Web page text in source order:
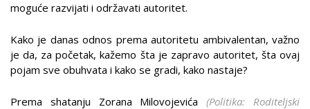
moguće razvijati i održavati autoritet.
Kako je danas odnos prema autoritetu ambivalentan, važno
je da, za početak, kažemo šta je zapravo autoritet, šta ovaj
pojam sve obuhvata i kako se gradi, kako nastaje?
Prema shatanju Zorana Milovojevića(Politika: Roditeljski